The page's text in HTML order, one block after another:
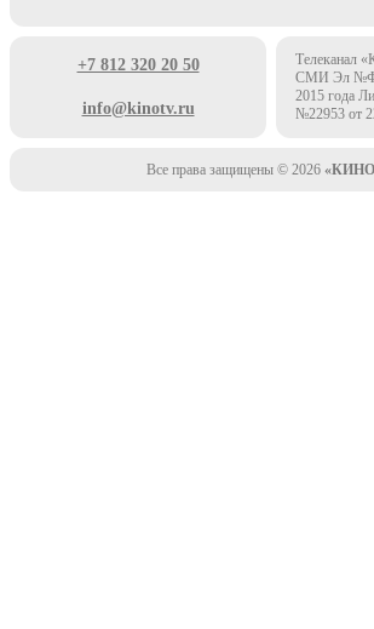
+7 812 320 20 50
info@kinotv.ru
Телеканал
СМИ Эл
2015 года
№22953 от
Все права защищены © 2026